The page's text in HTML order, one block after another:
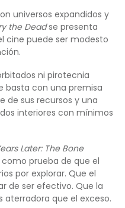
universos expandidos y
the Deadse presenta
cine puede ser modesto
ni pirotecnia
basta con una premisa
de sus recursos y una
interiores con mínimos
Later: The Bone
prueba de que el
por explorar. Que el
de ser efectivo. Que la
que el exceso.